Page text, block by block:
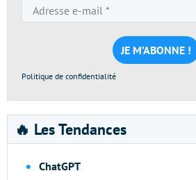
e-
mail
*
Politique de confidentialité
🔥 Les Tendances
ChatGPT